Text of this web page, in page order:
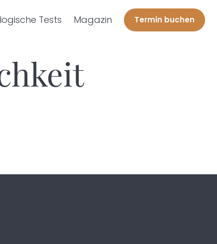
Tests Magazin Termin buchen